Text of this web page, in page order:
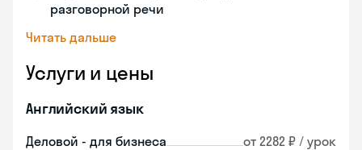
разговорной речи
Читать дальше
Услуги и цены
Английский язык
Деловой - для бизнеса от 2282 ₽ / урок